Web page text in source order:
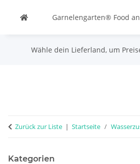
Garnelengarten® Food
Wähle dein Lieferland, um
Zurück zur Liste Startseite
Kategorien